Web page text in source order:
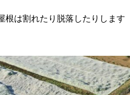
根は割れたり脱落したりします